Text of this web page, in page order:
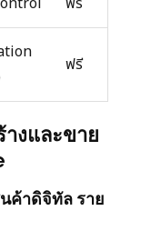
ฟรี
งและขาย
ค้าดิจิทัล ราย